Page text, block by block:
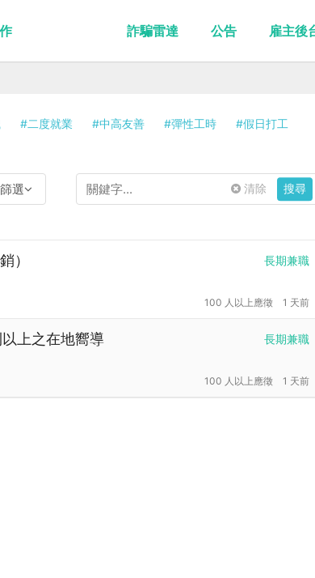
詐騙雷達 公告 雇主後
#二度就業 #中高友善 #彈性工時
#假日打工
選 清除 搜尋
長期兼職
）
100 人以上應徵 1 天前
長期兼職
上之在地嚮導
100 人以上應徵 1 天前